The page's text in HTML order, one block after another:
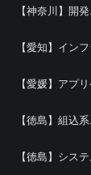
【神奈川】開
【愛知】イン
【愛媛】アプ
【徳島】組込
【徳島】シス